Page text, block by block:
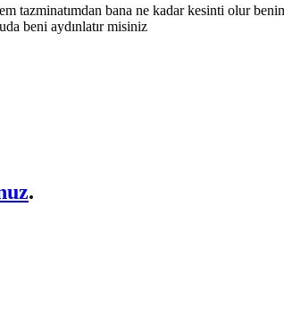
tazminatımdan bana ne kadar kesinti olur
beni aydınlatır misiniz
.